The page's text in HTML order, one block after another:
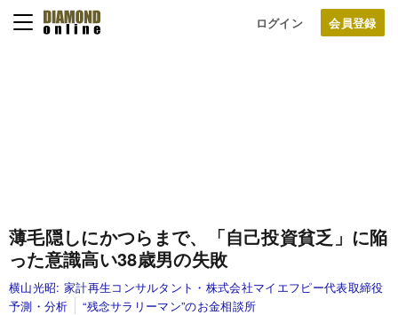
ログイン
薄毛隠しにかつらまで、「自己投資貧乏」に陥
った意識高い38歳男の失敗
横山光昭: 家計再生コンサルタント・株式会社マイエフピー代表取締役
予測・分析
“残念サラリーマン”のお金相談所